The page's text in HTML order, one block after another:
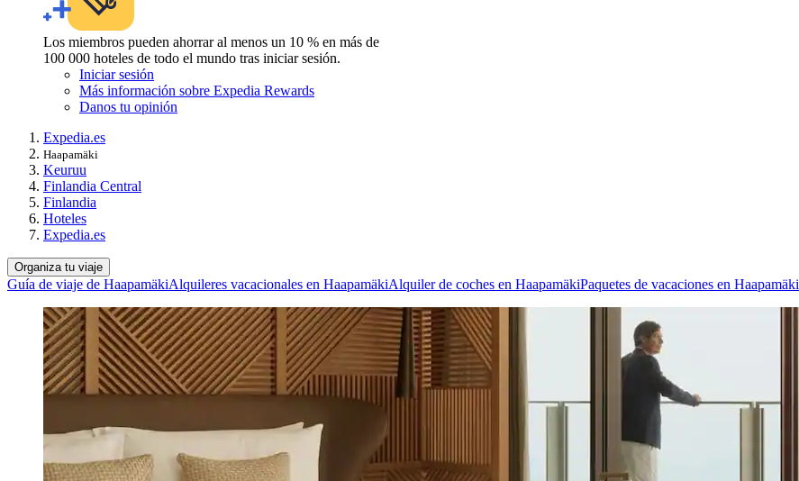
Los miembros pueden ahorrar al menos un 10 % en más de
100 000 hoteles de todo el mundo tras iniciar sesión.
Iniciar sesión
Más información sobre Expedia Rewards
Danos tu opinión
Expedia.es
Haapamäki
Keuruu
Finlandia Central
Finlandia
Hoteles
Expedia.es
Organiza tu viaje
Guía de viaje de HaapamäkiAlquileres vacacionales en HaapamäkiAlquiler de coches en HaapamäkiPaquetes de vacaciones en Haapamäki